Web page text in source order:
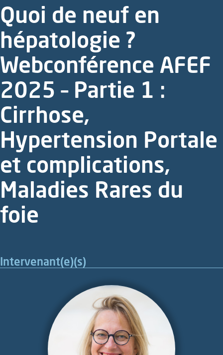
Quoi de neuf en
hépatologie ?
Webconférence AFEF
2025 – Partie 1 :
Cirrhose,
Hypertension Portale
et complications,
Maladies Rares du
foie
Intervenant(e)(s)